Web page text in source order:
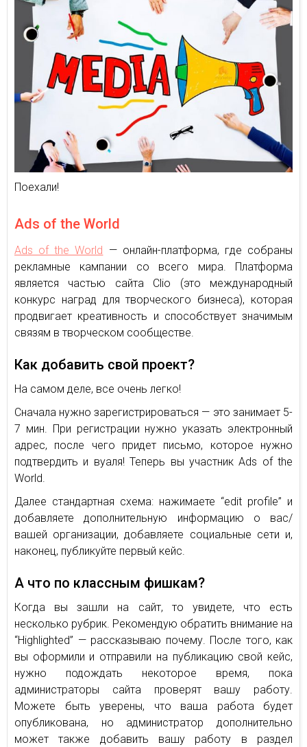
Поехали!
Ads of the World
Ads of the World
— онлайн-платформа, где собраны
рекламные кампании со всего мира. Платформа
является частью сайта Clio (это международный
конкурс наград для творческого бизнеса), которая
продвигает креативность и способствует значимым
связям в творческом сообществе.
Как добавить свой проект?
На самом деле, все очень легко!
Сначала нужно зарегистрироваться — это занимает 5-
7 мин. При регистрации нужно указать электронный
адрес, после чего придет письмо, которое нужно
подтвердить и вуаля! Теперь вы участник Ads of the
World.
Далее стандартная схема: нажимаете “edit profile” и
добавляете дополнительную информацию о вас/
вашей организации, добавляете социальные сети и,
наконец, публикуйте первый кейс.
А что по классным фишкам?
Когда вы зашли на сайт, то увидете, что есть
несколько рубрик. Рекомендую обратить внимание на
“Highlighted” — рассказываю почему. После того, как
вы оформили и отправили на публикацию свой кейс,
нужно подождать некоторое время, пока
администраторы сайта проверят вашу работу.
Можете быть уверены, что ваша работа будет
опубликована, но администратор дополнительно
может также добавить вашу работу в раздел